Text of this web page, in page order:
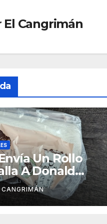
El Cangrimán
Un Rollo
A Donald
Use Las Hojas
CANGRIMÁN